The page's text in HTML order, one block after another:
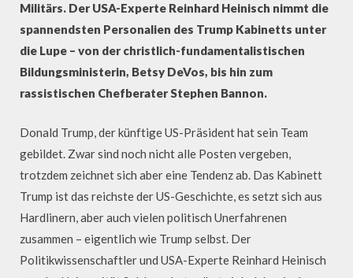
Militärs. Der USA-Experte Reinhard Heinisch nimmt die
spannendsten Personalien des Trump Kabinetts unter
die Lupe – von der christlich-fundamentalistischen
Bildungsministerin, Betsy DeVos, bis hin zum
rassistischen Chefberater Stephen Bannon.
Donald Trump, der künftige US-Präsident hat sein Team
gebildet. Zwar sind noch nicht alle Posten vergeben,
trotzdem zeichnet sich aber eine Tendenz ab. Das Kabinett
Trump ist das reichste der US-Geschichte, es setzt sich aus
Hardlinern, aber auch vielen politisch Unerfahrenen
zusammen – eigentlich wie Trump selbst. Der
Politikwissenschaftler und USA-Experte Reinhard Heinisch